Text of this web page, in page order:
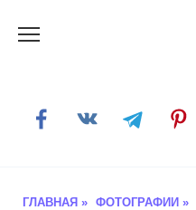
ГЛАВНАЯ » ФОТОГРАФИИ »